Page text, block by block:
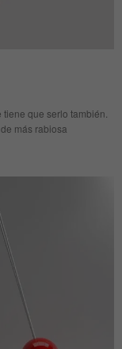
que serlo también.
más rabiosa